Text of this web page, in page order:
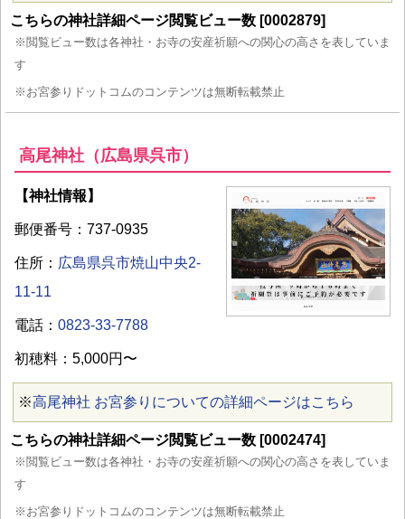
こちらの神社詳細ページ閲覧ビュー数 [0002879]
※閲覧ビュー数は各神社・お寺の安産祈願への関心の高さを表していま
す
※お宮参りドットコムのコンテンツは無断転載禁止
高尾神社（広島県呉市）
【神社情報】
郵便番号：737-0935
住所： 広島県呉市焼山中央2-
11-11
電話： 0823-33-7788
初穂料：5,000円〜
※高尾神社 お宮参りについての詳細ページはこちら
こちらの神社詳細ページ閲覧ビュー数 [0002474]
※閲覧ビュー数は各神社・お寺の安産祈願への関心の高さを表していま
す
※お宮参りドットコムのコンテンツは無断転載禁止